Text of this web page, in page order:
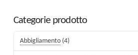
Categorie prodotto
Abbigliamento (4)